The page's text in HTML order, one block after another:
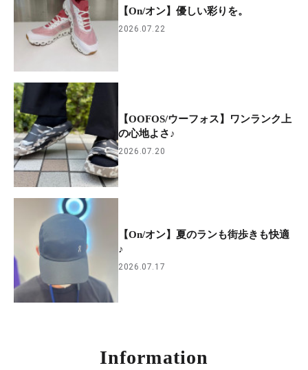
【On/オン】優しい彩りを。
2026.07.22
【OOFOS/ウーフォス】ワンランク上
の心地よさ♪
2026.07.20
【On/オン】夏のランも街歩きも快適
♪
2026.07.17
Information